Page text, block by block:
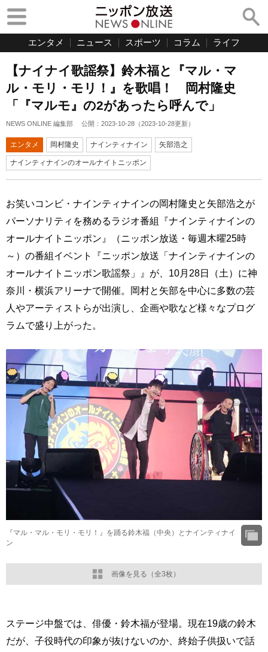
エンタメ ニュース スポーツ コラム ライフ
【ナイナイ歌謡祭】鈴木福と『マル・マ
ル・モリ・モリ！』を歌唱！ 岡村隆史
「『マルモ』の2があったら呼んで」
NEWS ONLINE 編集部 公開： 2023-10-28 （2023-10-28更新）
エンタメ 岡村隆史 ナインティナイン 矢部浩之
ナインティナインのオールナイトニッポン
お笑いコンビ・ナインティナインの岡村隆史と矢部浩之が
パーソナリティを務めるラジオ番組『ナインティナインの
オールナイトニッポン』（ニッポン放送・毎週木曜25時
～）の番組イベント『ニッポン放送「ナインティナインの
オールナイトニッポン歌謡祭」』が、10月28日（土）に神
奈川・横浜アリーナで開催。岡村と矢部を中心に多数の芸
人やアーティストらが出演し、企画や歌など様々なプログ
ラムで盛り上がった。
画像を見る（全3枚）
『マル・マル・モリ・モリ！』を踊る鈴木福（中央）とナインティナイ
ン
ステージ中盤では、俳優・鈴木福が登場。現在19歳の鈴木
だが、子役時代の印象が抜けないのか、終始子供扱いで話